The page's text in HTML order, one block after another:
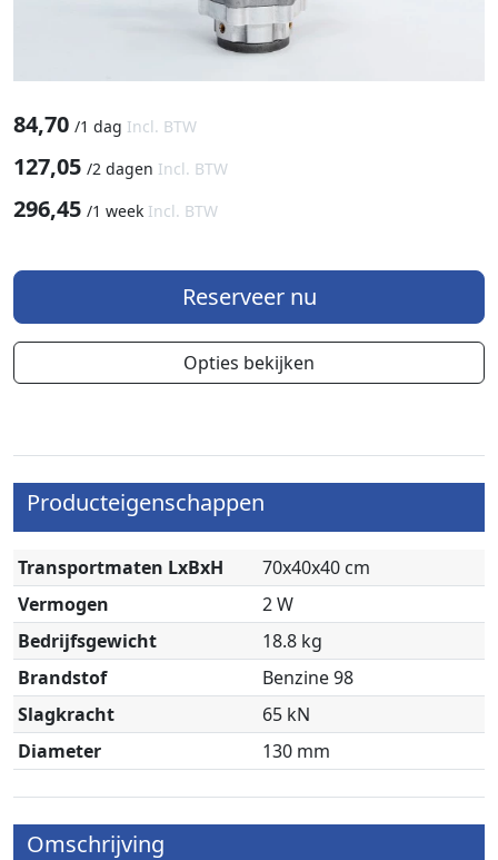
84,70 /1 dag Incl. BTW
127,05 /2 dagen Incl. BTW
296,45 /1 week Incl. BTW
Reserveer nu
Opties bekijken
Producteigenschappen
Transportmaten LxBxH
70x40x40 cm
Vermogen
2 W
Bedrijfsgewicht
18.8 kg
Brandstof
Benzine 98
Slagkracht
65 kN
Diameter
130 mm
Omschrijving